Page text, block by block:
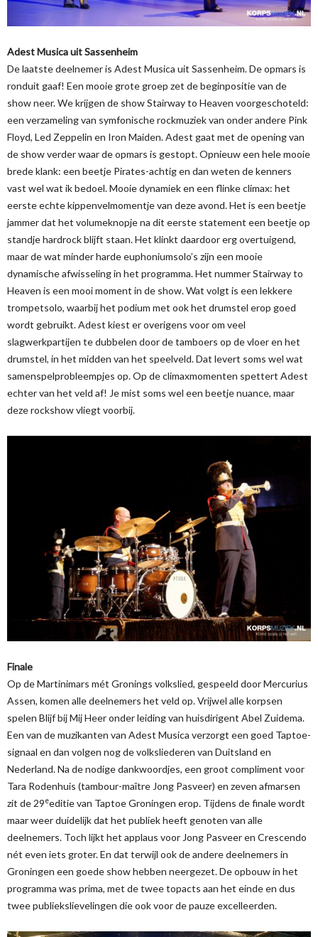
Adest Musica uit Sassenheim
De laatste deelnemer is Adest Musica uit Sassenheim. De opmars is
ronduit gaaf! Een mooie grote groep zet de beginpositie van de
show neer. We krijgen de show Stairway to Heaven voorgeschoteld:
een verzameling van symfonische rockmuziek van onder andere Pink
Floyd, Led Zeppelin en Iron Maiden. Adest gaat met de opening van
de show verder waar de opmars is gestopt. Opnieuw een hele mooie
brede klank: een beetje Pirates-achtig en dan weten de kenners
vast wel wat ik bedoel. Mooie dynamiek en een flinke climax: het
eerste echte kippenvelmomentje van deze avond. Het is een beetje
jammer dat het volumeknopje na dit eerste statement een beetje op
standje hardrock blijft staan. Het klinkt daardoor erg overtuigend,
maar de wat minder harde euphoniumsolo’s zijn een mooie
dynamische afwisseling in het programma. Het nummer Stairway to
Heaven is een mooi moment in de show. Wat volgt is een lekkere
trompetsolo, waarbij het podium met ook het drumstel erop goed
wordt gebruikt. Adest kiest er overigens voor om veel
slagwerkpartijen te dubbelen door de tamboers op de vloer en het
drumstel, in het midden van het speelveld. Dat levert soms wel wat
samenspelprobleempjes op. Op de climaxmomenten spettert Adest
echter van het veld af! Je mist soms wel een beetje nuance, maar
deze rockshow vliegt voorbij.
Finale
Op de Martinimars mét Gronings volkslied, gespeeld door Mercurius
Assen, komen alle deelnemers het veld op. Vrijwel alle korpsen
spelen Blijf bij Mij Heer onder leiding van huisdirigent Abel Zuidema.
Een van de muzikanten van Adest Musica verzorgt een goed Taptoe-
signaal en dan volgen nog de volksliederen van Duitsland en
Nederland. Na de nodige dankwoordjes, een groot compliment voor
Tara Rodenhuis (tambour-maître Jong Pasveer) en zeven afmarsen
zit de 29eeditie van Taptoe Groningen erop. Tijdens de finale wordt
maar weer duidelijk dat het publiek heeft genoten van alle
deelnemers. Toch lijkt het applaus voor Jong Pasveer en Crescendo
nét even iets groter. En dat terwijl ook de andere deelnemers in
Groningen een goede show hebben neergezet. De opbouw in het
programma was prima, met de twee topacts aan het einde en dus
twee publiekslievelingen die ook voor de pauze excelleerden.